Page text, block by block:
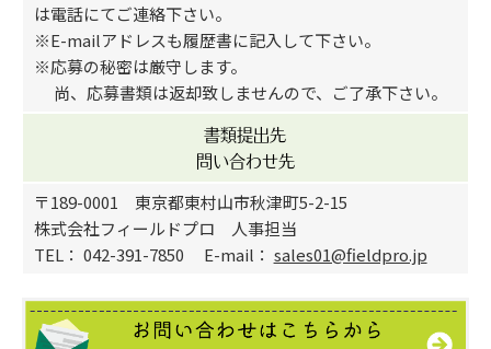
は電話にてご連絡下さい。
※E-mailアドレスも履歴書に記入して下さい。
※応募の秘密は厳守します。
尚、応募書類は返却致しませんので、ご了承下さい。
書類提出先
問い合わせ先
〒189-0001 東京都東村山市秋津町5-2-15
株式会社フィールドプロ 人事担当
TEL： 042-391-7850 E-mail： sales01@fieldpro.jp